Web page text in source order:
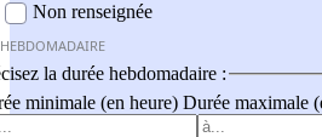
Non renseignée
la durée hebdomadaire :
minimale (en heure) Durée maximale